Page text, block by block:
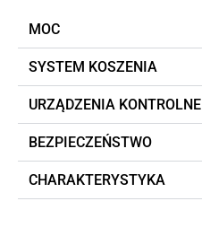
MOC
SYSTEM KOSZENIA
URZĄDZENIA KONTROLNE
BEZPIECZEŃSTWO
CHARAKTERYSTYKA